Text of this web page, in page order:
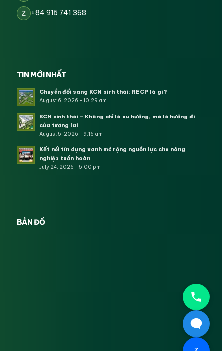
Z +84 915 741 368
TIN MỚI NHẤT
Chuyển đổi sang KCN sinh thái: RECP là gì?
August 6, 2026 - 10:29 am
KCN sinh thái – Không chỉ là xu hướng, mà là hướng đi
của tương lai
August 5, 2026 - 9:16 am
Kết nối tín dụng xanh mở rộng nguồn lực cho nông
nghiệp tuần hoàn
July 24, 2026 - 5:00 pm
BẢN ĐỒ